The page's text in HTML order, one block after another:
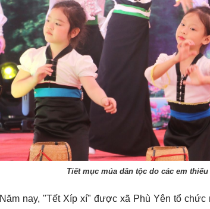
Tiết mục múa dân tộc do các em
Năm nay, "Tết Xíp xí" được xã Phù Yên tổ